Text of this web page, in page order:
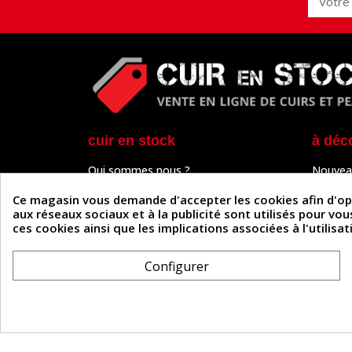
cuir en stock
Qui sommes nous ?
Paiement sécurisé
Un problème de connexion ?
Frais de livraison
Formulaire de rétractation
à
Outils
Tutos
Ce magasin vous demande d'accepter les cookies afin
aux réseaux sociaux et à la publicité sont utilisés pour
ces cookies ainsi que les implications associées à
Configurer